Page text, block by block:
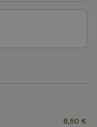
8,50 €